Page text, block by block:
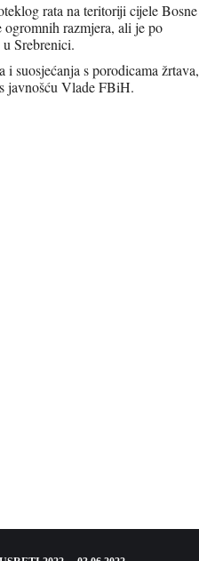
rata na teritoriji cijele
razmjera, ali je po
Srebrenici.
suosjećanja s porodicama
javnošću Vlade FBiH.